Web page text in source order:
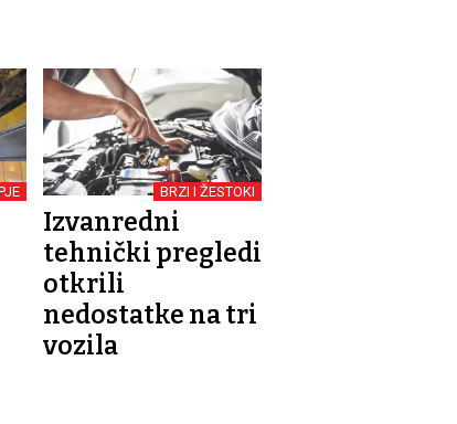
BRZI I ŽESTOKI
Izvanredni
tehnički pregledi
otkrili
nedostatke na tri
vozila